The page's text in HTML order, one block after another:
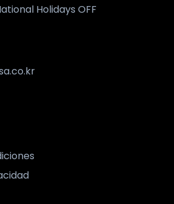
Holidays OFF